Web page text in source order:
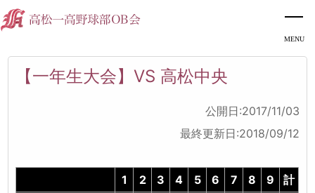
【一年生大会】VS 高松中央
公開日:2017/11/03
最終更新日:2018/09/12
1 2 3 4 5 6 7 8 9
計